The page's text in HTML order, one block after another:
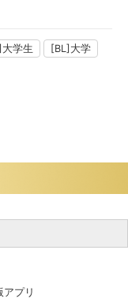
学生 [BL]大学
プリ